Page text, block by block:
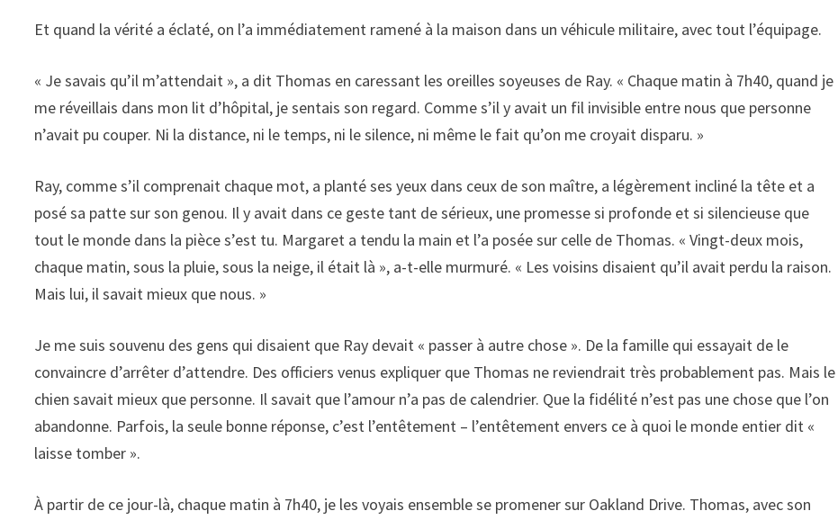
Et quand la vérité a éclaté, on l’a immédiatement ramené à la maison dans un véhicule militaire, avec tout l’équipage.
« Je savais qu’il m’attendait », a dit Thomas en caressant les oreilles soyeuses de Ray. « Chaque matin à 7h40, quand je
me réveillais dans mon lit d’hôpital, je sentais son regard. Comme s’il y avait un fil invisible entre nous que personne
n’avait pu couper. Ni la distance, ni le temps, ni le silence, ni même le fait qu’on me croyait disparu. »
Ray, comme s’il comprenait chaque mot, a planté ses yeux dans ceux de son maître, a légèrement incliné la tête et a
posé sa patte sur son genou. Il y avait dans ce geste tant de sérieux, une promesse si profonde et si silencieuse que
tout le monde dans la pièce s’est tu. Margaret a tendu la main et l’a posée sur celle de Thomas. « Vingt-deux mois,
chaque matin, sous la pluie, sous la neige, il était là », a-t-elle murmuré. « Les voisins disaient qu’il avait perdu la raison.
Mais lui, il savait mieux que nous. »
Je me suis souvenu des gens qui disaient que Ray devait « passer à autre chose ». De la famille qui essayait de le
convaincre d’arrêter d’attendre. Des officiers venus expliquer que Thomas ne reviendrait très probablement pas. Mais le
chien savait mieux que personne. Il savait que l’amour n’a pas de calendrier. Que la fidélité n’est pas une chose que l’on
abandonne. Parfois, la seule bonne réponse, c’est l’entêtement – l’entêtement envers ce à quoi le monde entier dit «
laisse tomber ».
À partir de ce jour-là, chaque matin à 7h40, je les voyais ensemble se promener sur Oakland Drive. Thomas, avec son